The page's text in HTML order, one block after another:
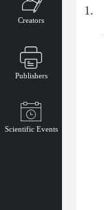
Creators
Publishers
Scientific Events
1.